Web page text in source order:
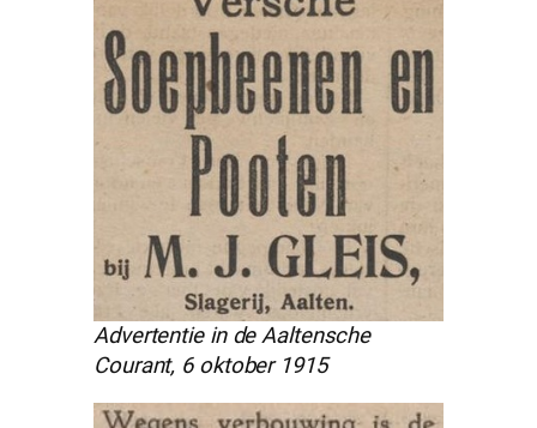
Advertentie in de Aaltensche
Courant, 6 oktober 1915